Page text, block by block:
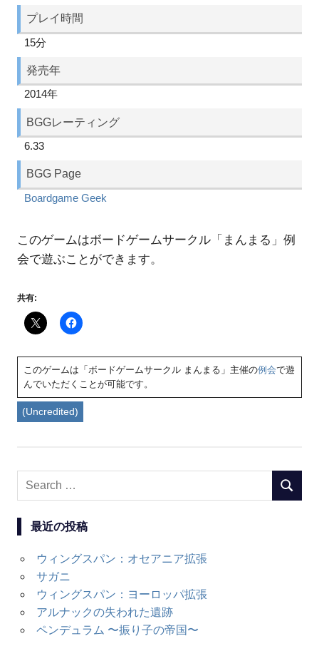
プレイ時間
15分
発売年
2014年
BGGレーティング
6.33
BGG Page
Boardgame Geek
このゲームはボードゲームサークル「まんまる」例
会で遊ぶことができます。
共有:
このゲームは「ボードゲームサークル まんまる」主催の例会で遊
んでいただくことが可能です。
(Uncredited)
Search
最近の投稿
ウィングスパン：オセアニア拡張
サガニ
ウィングスパン：ヨーロッパ拡張
アルナックの失われた遺跡
ペンデュラム 〜振り子の帝国〜